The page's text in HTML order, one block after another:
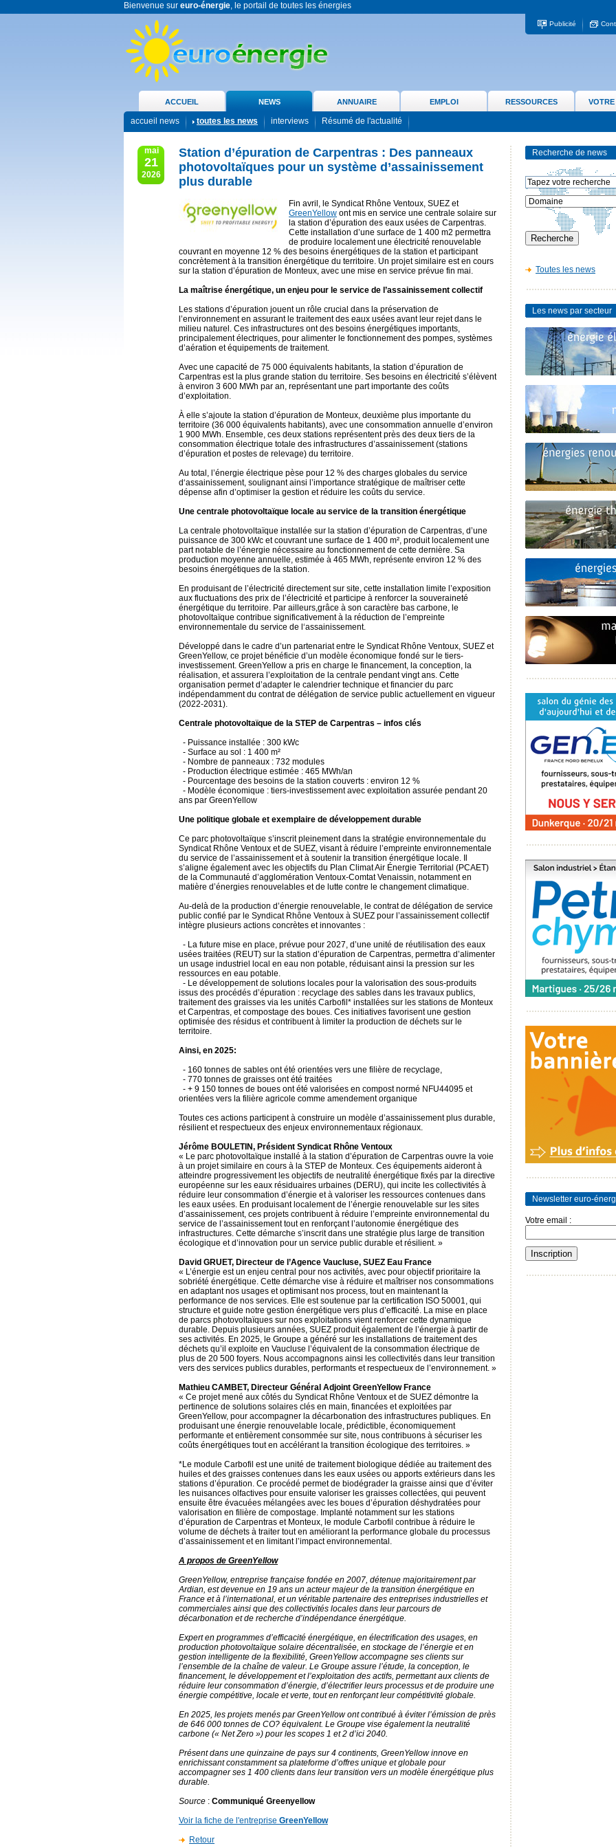
Bienvenue sur euro-énergie, le portail de toutes les énergies
Publicité
ACCUEIL NEWS ANNUAIRE EMPLOI RESSOURCES
accueil news toutes les news interviews Résumé de l'actualité
mai
21
2026
Station d’épuration de Carpentras : Des panneaux
photovoltaïques pour un système d’assainissement
plus durable
Fin avril, le Syndicat Rhône Ventoux, SUEZ et
GreenYellow ont mis en service une centrale solaire sur
la station d’épuration des eaux usées de Carpentras.
Cette installation d’une surface de 1 400 m2 permettra
de produire localement une électricité renouvelable
couvrant en moyenne 12 % des besoins énergétiques de la station et participant
concrètement à la transition énergétique du territoire. Un projet similaire est en cours
sur la station d’épuration de Monteux, avec une mise en service prévue fin mai.
La maîtrise énergétique, un enjeu pour le service de l’assainissement collectif
Les stations d’épuration jouent un rôle crucial dans la préservation de
l’environnement en assurant le traitement des eaux usées avant leur rejet dans le
milieu naturel. Ces infrastructures ont des besoins énergétiques importants,
principalement électriques, pour alimenter le fonctionnement des pompes, systèmes
d’aération et équipements de traitement.
Avec une capacité de 75 000 équivalents habitants, la station d’épuration de
Carpentras est la plus grande station du territoire. Ses besoins en électricité s’élèvent
à environ 3 600 MWh par an, représentant une part importante des coûts
d’exploitation.
À elle s’ajoute la station d’épuration de Monteux, deuxième plus importante du
territoire (36 000 équivalents habitants), avec une consommation annuelle d’environ
1 900 MWh. Ensemble, ces deux stations représentent près des deux tiers de la
consommation électrique totale des infrastructures d’assainissement (stations
d’épuration et postes de relevage) du territoire.
Au total, l’énergie électrique pèse pour 12 % des charges globales du service
d‘assainissement, soulignant ainsi l’importance stratégique de maîtriser cette
dépense afin d’optimiser la gestion et réduire les coûts du service.
Une centrale photovoltaïque locale au service de la transition énergétique
La centrale photovoltaïque installée sur la station d’épuration de Carpentras, d’une
puissance de 300 kWc et couvrant une surface de 1 400 m², produit localement une
part notable de l’énergie nécessaire au fonctionnement de cette dernière. Sa
production moyenne annuelle, estimée à 465 MWh, représente environ 12 % des
besoins énergétiques de la station.
En produisant de l’électricité directement sur site, cette installation limite l’exposition
aux fluctuations des prix de l’électricité et participe à renforcer la souveraineté
énergétique du territoire. Par ailleurs,grâce à son caractère bas carbone, le
photovoltaïque contribue significativement à la réduction de l’empreinte
environnementale du service de l‘assainissement.
Développé dans le cadre d’un partenariat entre le Syndicat Rhône Ventoux, SUEZ et
GreenYellow, ce projet bénéficie d’un modèle économique fondé sur le tiers-
investissement. GreenYellow a pris en charge le financement, la conception, la
réalisation, et assurera l’exploitation de la centrale pendant vingt ans. Cette
organisation permet d’adapter le calendrier technique et financier du parc
indépendamment du contrat de délégation de service public actuellement en vigueur
(2022-2031).
Centrale photovoltaïque de la STEP de Carpentras – infos clés
- Puissance installée : 300 kWc
- Surface au sol : 1 400 m²
- Nombre de panneaux : 732 modules
- Production électrique estimée : 465 MWh/an
- Pourcentage des besoins de la station couverts : environ 12 %
- Modèle économique : tiers-investissement avec exploitation assurée pendant 20
ans par GreenYellow
Une politique globale et exemplaire de développement durable
Ce parc photovoltaïque s’inscrit pleinement dans la stratégie environnementale du
Syndicat Rhône Ventoux et de SUEZ, visant à réduire l’empreinte environnementale
du service de l’assainissement et à soutenir la transition énergétique locale. Il
s’aligne également avec les objectifs du Plan Climat Air Énergie Territorial (PCAET)
de la Communauté d’agglomération Ventoux-Comtat Venaissin, notamment en
matière d’énergies renouvelables et de lutte contre le changement climatique.
Au-delà de la production d’énergie renouvelable, le contrat de délégation de service
public confié par le Syndicat Rhône Ventoux à SUEZ pour l’assainissement collectif
intègre plusieurs actions concrètes et innovantes :
- La future mise en place, prévue pour 2027, d’une unité de réutilisation des eaux
usées traitées (REUT) sur la station d’épuration de Carpentras, permettra d’alimenter
un usage industriel local en eau non potable, réduisant ainsi la pression sur les
ressources en eau potable.
- Le développement de solutions locales pour la valorisation des sous-produits
issus des procédés d’épuration : recyclage des sables dans les travaux publics,
traitement des graisses via les unités Carbofil* installées sur les stations de Monteux
et Carpentras, et compostage des boues. Ces initiatives favorisent une gestion
optimisée des résidus et contribuent à limiter la production de déchets sur le
territoire.
Ainsi, en 2025:
- 160 tonnes de sables ont été orientées vers une filière de recyclage,
- 770 tonnes de graisses ont été traitées
- + 9 150 tonnes de boues ont été valorisées en compost normé NFU44095 et
orientées vers la filière agricole comme amendement organique
Toutes ces actions participent à construire un modèle d’assainissement plus durable,
résilient et respectueux des enjeux environnementaux régionaux.
Jérôme BOULETIN, Président Syndicat Rhône Ventoux
« Le parc photovoltaïque installé à la station d’épuration de Carpentras ouvre la voie
à un projet similaire en cours à la STEP de Monteux. Ces équipements aideront à
atteindre progressivement les objectifs de neutralité énergétique fixés par la directive
européenne sur les eaux résiduaires urbaines (DERU), qui incite les collectivités à
réduire leur consommation d’énergie et à valoriser les ressources contenues dans
les eaux usées. En produisant localement de l’énergie renouvelable sur les sites
d’assainissement, ces projets contribuent à réduire l’empreinte environnemental du
service de l’assainissement tout en renforçant l’autonomie énergétique des
infrastructures. Cette démarche s’inscrit dans une stratégie plus large de transition
écologique et d’innovation pour un service public durable et résilient. »
David GRUET, Directeur de l’Agence Vaucluse, SUEZ Eau France
« L’énergie est un enjeu central pour nos activités, avec pour objectif prioritaire la
sobriété énergétique. Cette démarche vise à réduire et maîtriser nos consommations
en adaptant nos usages et optimisant nos process, tout en maintenant la
performance de nos services. Elle est soutenue par la certification ISO 50001, qui
structure et guide notre gestion énergétique vers plus d’efficacité. La mise en place
de parcs photovoltaïques sur nos exploitations vient renforcer cette dynamique
durable. Depuis plusieurs années, SUEZ produit également de l’énergie à partir de
ses activités. En 2025, le Groupe a généré sur les installations de traitement des
déchets qu’il exploite en Vaucluse l’équivalent de la consommation électrique de
plus de 20 500 foyers. Nous accompagnons ainsi les collectivités dans leur transition
vers des services publics durables, performants et respectueux de l’environnement. »
Mathieu CAMBET, Directeur Général Adjoint GreenYellow France
« Ce projet mené aux côtés du Syndicat Rhône Ventoux et de SUEZ démontre la
pertinence de solutions solaires clés en main, financées et exploitées par
GreenYellow, pour accompagner la décarbonation des infrastructures publiques. En
produisant une énergie renouvelable locale, prédictible, économiquement
performante et entièrement consommée sur site, nous contribuons à sécuriser les
coûts énergétiques tout en accélérant la transition écologique des territoires. »
*Le module Carbofil est une unité de traitement biologique dédiée au traitement des
huiles et des graisses contenues dans les eaux usées ou apports extérieurs dans les
stations d’épuration. Ce procédé permet de biodégrader la graisse ainsi que d’éviter
les nuisances olfactives pour ensuite valoriser les graisses collectées, qui peuvent
ensuite être évacuées mélangées avec les boues d’épuration déshydratées pour
valorisation en filière de compostage. Implanté notamment sur les stations
d’épuration de Carpentras et Monteux, le module Carbofil contribue à réduire le
volume de déchets à traiter tout en améliorant la performance globale du processus
d’assainissement et en limitant l’impact environnemental.
A propos de GreenYellow
GreenYellow, entreprise française fondée en 2007, détenue majoritairement par
Ardian, est devenue en 19 ans un acteur majeur de la transition énergétique en
France et à l’international, et un véritable partenaire des entreprises industrielles et
commerciales ainsi que des collectivités locales dans leur parcours de
décarbonation et de recherche d’indépendance énergétique.
Expert en programmes d’efficacité énergétique, en électrification des usages, en
production photovoltaïque solaire décentralisée, en stockage de l’énergie et en
gestion intelligente de la flexibilité, GreenYellow accompagne ses clients sur
l’ensemble de la chaîne de valeur. Le Groupe assure l’étude, la conception, le
financement, le développement et l’exploitation des actifs, permettant aux clients de
réduire leur consommation d’énergie, d’électrifier leurs processus et de produire une
énergie compétitive, locale et verte, tout en renforçant leur compétitivité globale.
En 2025, les projets menés par GreenYellow ont contribué à éviter l’émission de près
de 646 000 tonnes de CO? équivalent. Le Groupe vise également la neutralité
carbone (« Net Zero ») pour les scopes 1 et 2 d’ici 2040.
Présent dans une quinzaine de pays sur 4 continents, GreenYellow innove en
enrichissant constamment sa plateforme d’offres unique et globale pour
accompagner ses 1 400 clients dans leur transition vers un modèle énergétique plus
durable.
Source : Communiqué Greenyellow
Voir la fiche de l'entreprise GreenYellow
Retour
Recherche de news
Toutes les news
Les news par secteur
Newsletter euro-
Votre email :